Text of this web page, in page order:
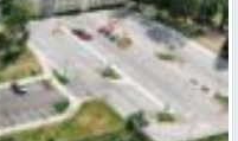
stāvlaukuma izbūve